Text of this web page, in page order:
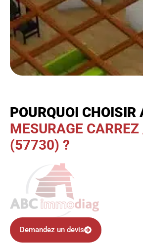
POURQUOI
MESURAGE
(57730) ?
Demandez un devis